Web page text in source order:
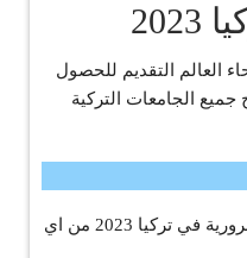
العالم التقديم للحصول
جميع الجامعات التركية
.رابط معرفة المخالفات المرورية في تركيا 2023 من اي